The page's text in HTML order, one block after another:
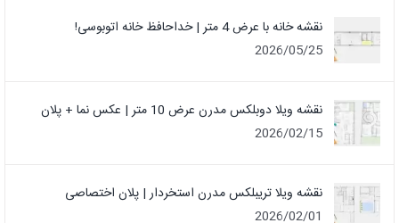
نقشه خانه با عرض 4 متر | خداحافظ خانه‌ اتوبوسی!
2026/05/25
نقشه ویلا دوبلکس مدرن عرض 10 متر | عکس نما + پلان
2026/02/15
نقشه ویلا تریبلکس مدرن استخردار | پلان اختصاصی
2026/02/01